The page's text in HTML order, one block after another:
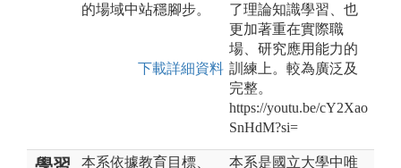
的場域中站穩腳步。
下載詳細資料
了理論知識學習、也
更加著重在實際職
場、研究應用能力的
訓練上。較為廣泛及
完整。
https://youtu.be/cY2Xao
SnHdM?si=
本系依據教育目標、
本系是國立大學中唯